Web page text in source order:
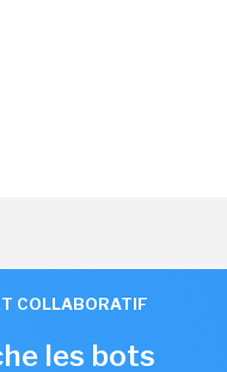
COLLABORATIF
les bots